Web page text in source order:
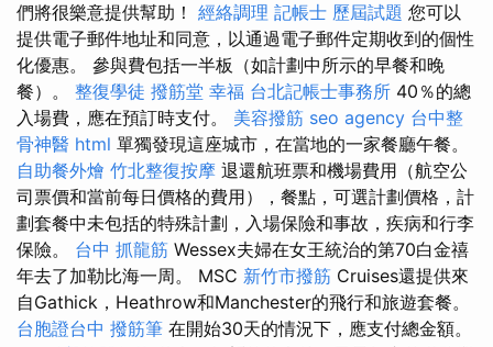
們將很樂意提供幫助！ 經絡調理 記帳士 歷屆試題 您可以
提供電子郵件地址和同意，以通過電子郵件定期收到的個性
化優惠。 參與費包括一半板（如計劃中所示的早餐和晚
餐）。 整復學徒 撥筋堂 幸福 台北記帳士事務所 40％的總
入場費，應在預訂時支付。 美容撥筋 seo agency 台中整
骨神醫 html 單獨發現這座城市，在當地的一家餐廳午餐。
自助餐外燴 竹北整復按摩 退還航班票和機場費用（航空公
司票價和當前每日價格的費用），餐點，可選計劃價格，計
劃套餐中未包括的特殊計劃，入場保險和事故，疾病和行李
保險。 台中 抓龍筋 Wessex夫婦在女王統治的第70白金禧
年去了加勒比海一周。 MSC 新竹市撥筋 Cruises還提供來
自Gathick，Heathrow和Manchester的飛行和旅遊套餐。
台胞證台中 撥筋筆 在開始30天的情況下，應支付總金額。